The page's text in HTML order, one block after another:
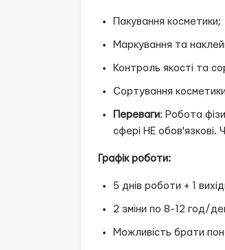
Пакування косметики;
Маркування та
Контроль якості та
Сортування
Переваги: Робота
сфері НЕ обов'язкові.
Графік роботи:
5 днів роботи + 1
2 зміни по 8-12 год/
Можливість брати